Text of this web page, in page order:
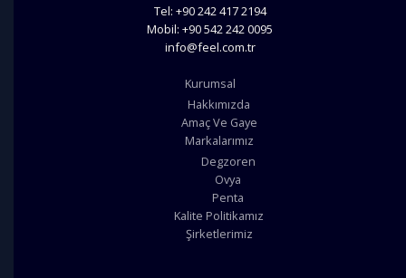
Tel: +90 242 417 2194
Mobil: +90 542 242 0095
info@feel.com.tr
Kurumsal
Hakkımızda
Amaç Ve Gaye
Markalarımız
Degzoren
Ovya
Penta
Kalite Politikamız
Şirketlerimiz